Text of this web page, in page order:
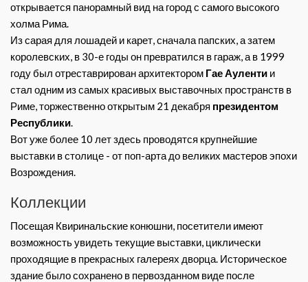
открывается панорамный вид на город с самого высокого
холма Рима.
Из сарая для лошадей и карет, сначала папских, а затем
королевских, в 30-е годы он превратился в гараж, а в 1999
году был отреставрирован архитектором Гае Ауленти и
стал одним из самых красивых выставочных пространств в
Риме, торжественно открытым 21 декабря президентом
Республики.
Вот уже более 10 лет здесь проводятся крупнейшие
выставки в столице - от поп-арта до великих мастеров эпохи
Возрождения.
Коллекции
Посещая Квиринальские конюшни, посетители имеют
возможность увидеть текущие выставки, циклически
проходящие в прекрасных галереях дворца. Историческое
здание было сохранено в первозданном виде после